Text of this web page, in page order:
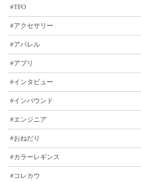
#TFO
#アクセサリー
#アパレル
#アプリ
#インタビュー
#インバウンド
#エンジニア
#おねだり
#カラーレギンス
#コレカウ